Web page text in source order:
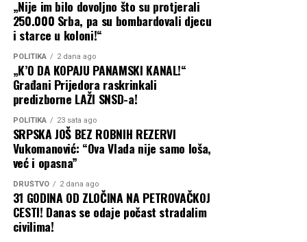
„Nije im bilo dovoljno što su protjerali
250.000 Srba, pa su bombardovali djecu
i starce u koloni!“
POLITIKA 2 dana ago
„K’O DA KOPAJU PANAMSKI KANAL!“
Građani Prijedora raskrinkali
predizborne LAŽI SNSD-a!
POLITIKA 23 sata ago
SRPSKA JOŠ BEZ ROBNIH REZERVI
Vukomanović: “Ova Vlada nije samo loša,
već i opasna”
DRUŠTVO 2 dana ago
31 GODINA OD ZLOČINA NA PETROVAČKOJ
CESTI! Danas se odaje počast stradalim
civilima!